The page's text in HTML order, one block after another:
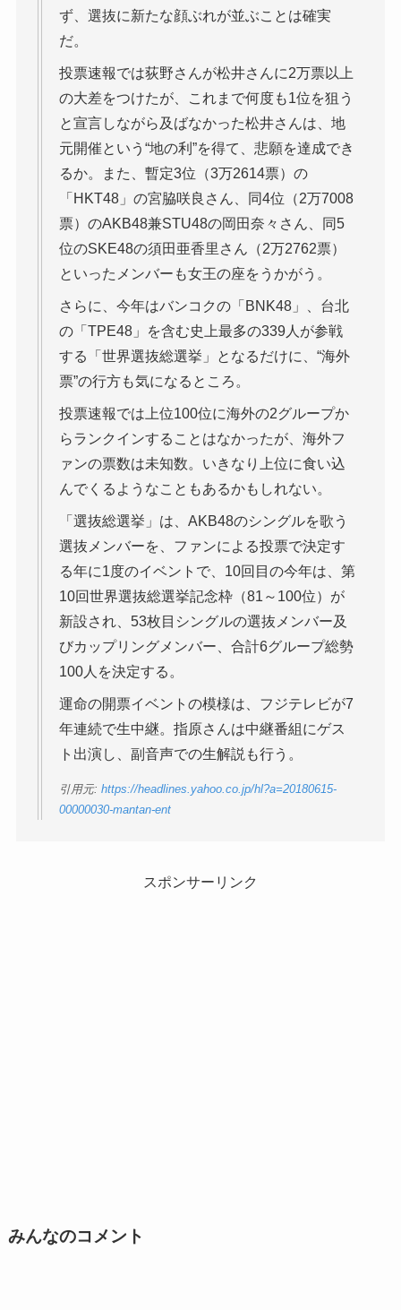
ず、選抜に新たな顔ぶれが並ぶことは確実
だ。
投票速報では荻野さんが松井さんに2万票以上
の大差をつけたが、これまで何度も1位を狙う
と宣言しながら及ばなかった松井さんは、地
元開催という“地の利”を得て、悲願を達成でき
るか。また、暫定3位（3万2614票）の
「HKT48」の宮脇咲良さん、同4位（2万7008
票）のAKB48兼STU48の岡田奈々さん、同5
位のSKE48の須田亜香里さん（2万2762票）
といったメンバーも女王の座をうかがう。
さらに、今年はバンコクの「BNK48」、台北
の「TPE48」を含む史上最多の339人が参戦
する「世界選抜総選挙」となるだけに、“海外
票”の行方も気になるところ。
投票速報では上位100位に海外の2グループか
らランクインすることはなかったが、海外フ
ァンの票数は未知数。いきなり上位に食い込
んでくるようなこともあるかもしれない。
「選抜総選挙」は、AKB48のシングルを歌う
選抜メンバーを、ファンによる投票で決定す
る年に1度のイベントで、10回目の今年は、第
10回世界選抜総選挙記念枠（81～100位）が
新設され、53枚目シングルの選抜メンバー及
びカップリングメンバー、合計6グループ総勢
100人を決定する。
運命の開票イベントの模様は、フジテレビが7
年連続で生中継。指原さんは中継番組にゲス
ト出演し、副音声での生解説も行う。
引用元: https://headlines.yahoo.co.jp/hl?a=20180615-
00000030-mantan-ent
スポンサーリンク
みんなのコメント